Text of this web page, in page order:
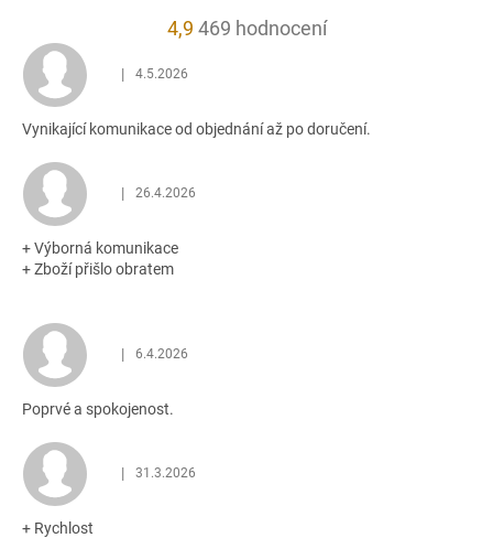
4,9 Průměrné
4,9
469 hodnocení
Hodnocení obchodu je 5 z 5 hvězdiček.
| 4.5.2026
Vynikající komunikace od objednání až po doručení.
Hodnocení obchodu je 5 z 5 hvězdiček.
| 26.4.2026
+ Výborná komunikace
+ Zboží přišlo obratem
Hodnocení obchodu je 5 z 5 hvězdiček.
| 6.4.2026
Poprvé a spokojenost.
Hodnocení obchodu je 5 z 5 hvězdiček.
| 31.3.2026
+ Rychlost